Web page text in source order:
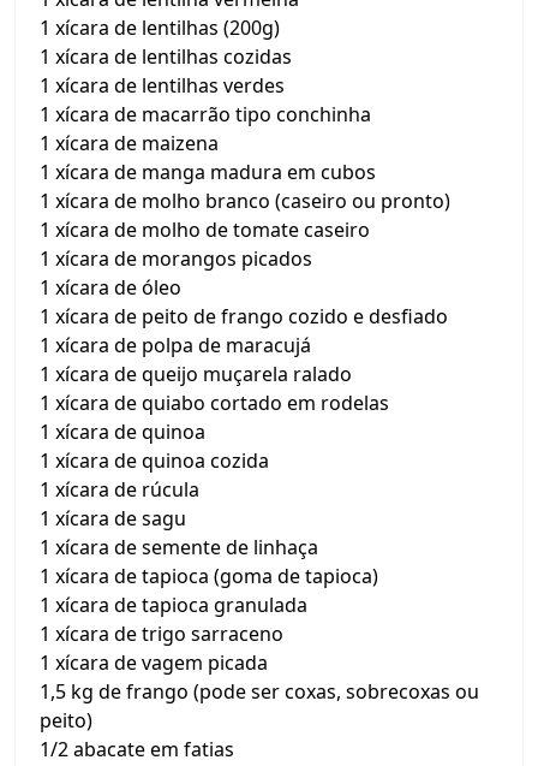
1 xícara de lentilhas (200g)
1 xícara de lentilhas cozidas
1 xícara de lentilhas verdes
1 xícara de macarrão tipo conchinha
1 xícara de maizena
1 xícara de manga madura em cubos
1 xícara de molho branco (caseiro ou pronto)
1 xícara de molho de tomate caseiro
1 xícara de morangos picados
1 xícara de óleo
1 xícara de peito de frango cozido e desfiado
1 xícara de polpa de maracujá
1 xícara de queijo muçarela ralado
1 xícara de quiabo cortado em rodelas
1 xícara de quinoa
1 xícara de quinoa cozida
1 xícara de rúcula
1 xícara de sagu
1 xícara de semente de linhaça
1 xícara de tapioca (goma de tapioca)
1 xícara de tapioca granulada
1 xícara de trigo sarraceno
1 xícara de vagem picada
1,5 kg de frango (pode ser coxas, sobrecoxas ou
peito)
1/2 abacate em fatias